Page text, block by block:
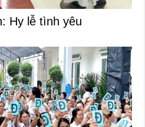
Hy lễ tình yêu